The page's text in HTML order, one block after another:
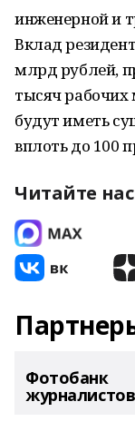
инженерной и
Вклад
млрд рублей,
тысяч
будут иметь
вплоть до 100
Читайте нас
Фотобанк